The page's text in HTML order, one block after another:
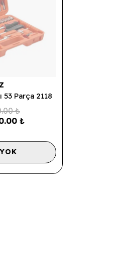
53 Parça 2118
₺
₺